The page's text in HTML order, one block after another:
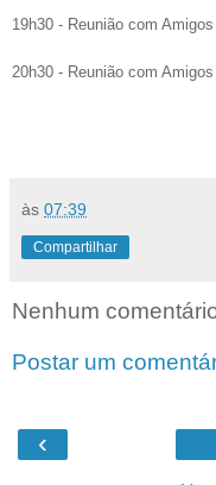
19h30 - Reunião com
20h30 - Reunião com
às 07:39
Compartilhar
Nenhum
Postar um
‹